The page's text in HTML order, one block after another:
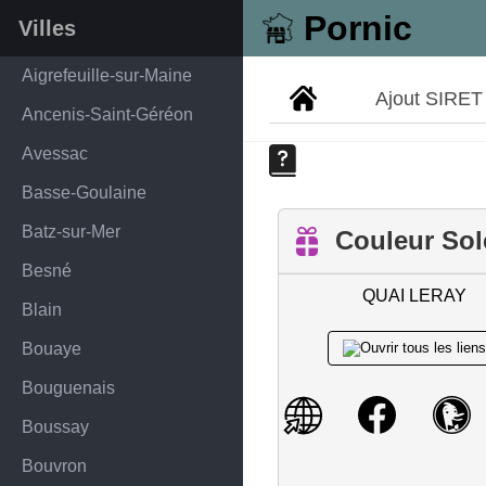
Pornic
Villes
Aigrefeuille-sur-Maine
Ancenis-Saint-Géréon
Avessac
Basse-Goulaine
Batz-sur-Mer
Besné
Blain
Bouaye
Bouguenais
Boussay
Bouvron
Ajout SIRET
Couleur
QUAI LERAY